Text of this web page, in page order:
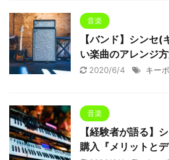
音楽
【バンド】シンセ
い楽曲のアレンジ
2020/6/4 キー
音楽
【経験者が語る】
購入『メリットと